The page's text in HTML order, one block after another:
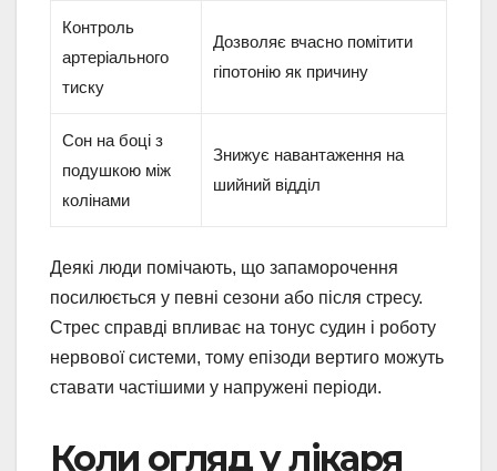
Контроль
артеріального
тиску
Дозволяє вчасно помітити
гіпотонію як причину
Сон на боці з
подушкою між
колінами
Знижує навантаження на
шийний відділ
Деякі люди помічають, що запаморочення
посилюється у певні сезони або після стресу.
Стрес справді впливає на тонус судин і роботу
нервової системи, тому епізоди вертиго можуть
ставати частішими у напружені періоди.
Коли огляд у лікаря